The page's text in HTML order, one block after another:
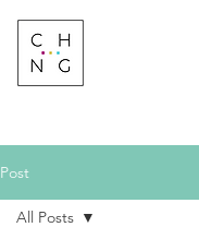
Post
All Posts